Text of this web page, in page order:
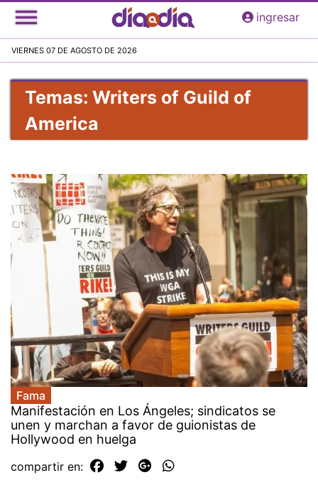
Pasar
al
principal
ingresar
VIERNES 07 DE AGOSTO DE 2026
Temas: Writers of Guild of
America
Fama
Manifestación en Los Ángeles; sindicatos se
unen y marchan a favor de guionistas de
Hollywood en huelga
compartir en: